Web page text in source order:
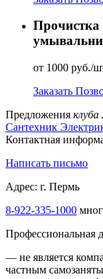
Прочистка
от 1000 руб./
Заказать
Предложения клуба
Сантехник
Контактная
Написать письмо
Адрес: г. Пермь
8-922-335-1000
Профессиональная
— не является
частным